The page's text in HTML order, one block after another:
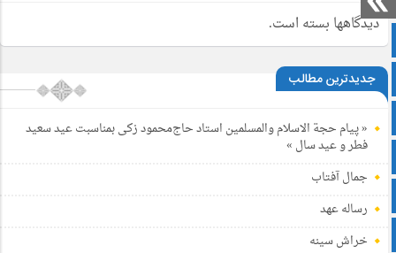
صفحه نخست
سروش
زبان انگلیسی
دیدگاهها بسته است.
جدیدترین مطالب
« پیام حجة الاسلام والمسلمین استاد حاج‌محمود زکی بمناسبت عید سعید
فطر و عید سال »
جمال آفتاب
رساله عهد
خراش سینه